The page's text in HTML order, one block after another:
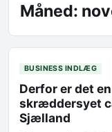
Måned:
BUSINESS INDLÆG
Derfor er det
skræddersyet
Sjælland